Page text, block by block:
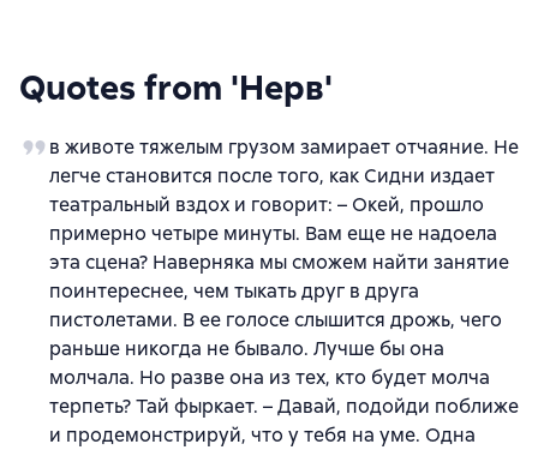
Quotes from 'Нерв'
в животе тяжелым грузом замирает отчаяние. Не
легче становится после того, как Сидни издает
театральный вздох и говорит: – Окей, прошло
примерно четыре минуты. Вам еще не надоела
эта сцена? Наверняка мы сможем найти занятие
поинтереснее, чем тыкать друг в друга
пистолетами. В ее голосе слышится дрожь, чего
раньше никогда не бывало. Лучше бы она
молчала. Но разве она из тех, кто будет молча
терпеть? Тай фыркает. – Давай, подойди поближе
и продемонстрируй, что у тебя на уме. Одна